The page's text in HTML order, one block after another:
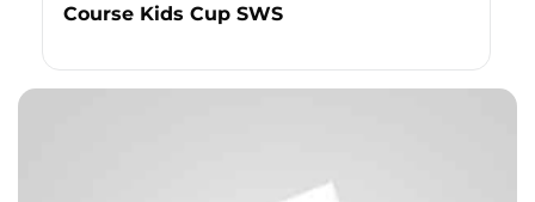
Course Kids Cup SWS